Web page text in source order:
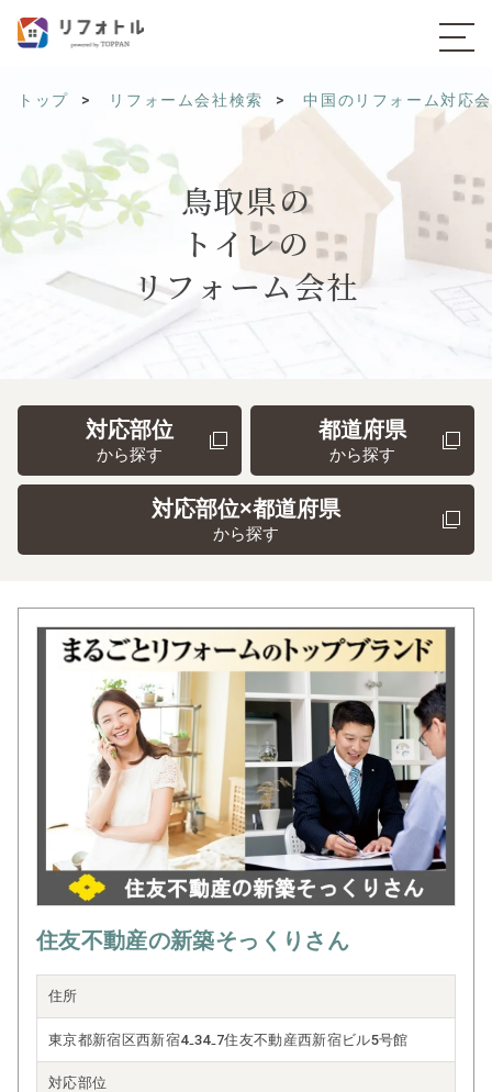
トップ リフォーム会社検索 中国のリフォーム対応
鳥取県の
トイレの
リフォーム会社
対応部位
から探す
都道府県
から探す
対応部位×都道府県
から探す
住友不動産の新築そっくりさん
住所
東京都新宿区西新宿4₋34₋7住友不動産西新宿ビル5号館
対応部位